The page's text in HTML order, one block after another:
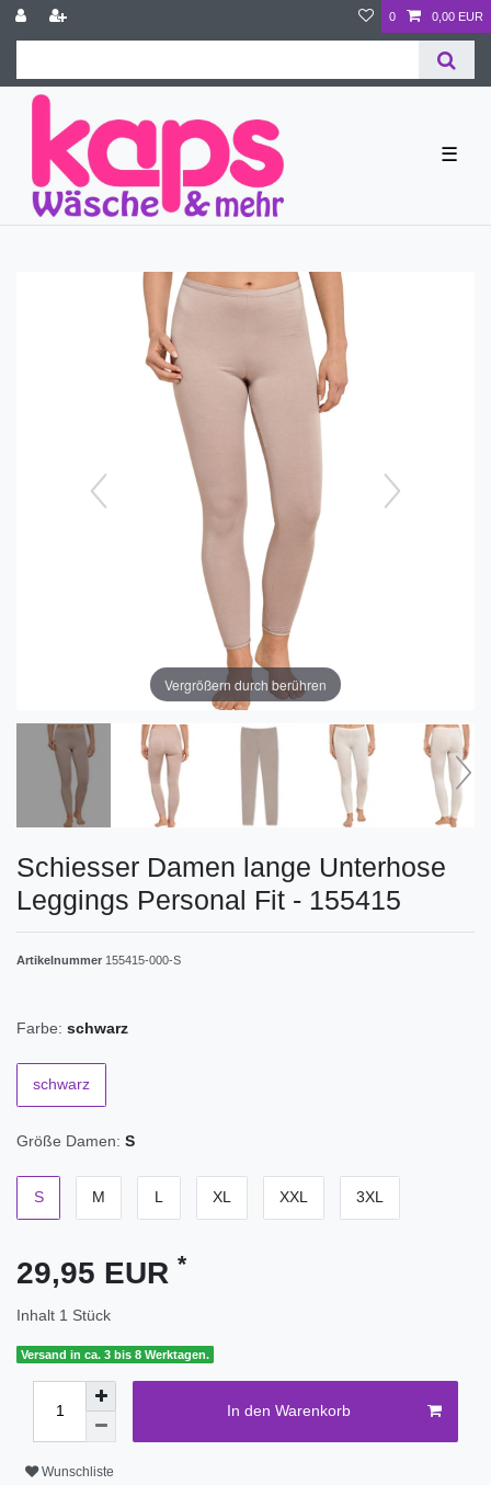
0 0,00 EUR
☰
Vergrößern durch berühren
Schiesser Damen lange Unterhose
Leggings Personal Fit - 155415
Artikelnummer 155415-000-S
Farbe: schwarz
schwarz
Größe Damen: S
S M L XL XXL 3XL
29,95 EUR *
Inhalt 1 Stück
Versand in ca. 3 bis 8 Werktagen.
In den Warenkorb
Wunschliste